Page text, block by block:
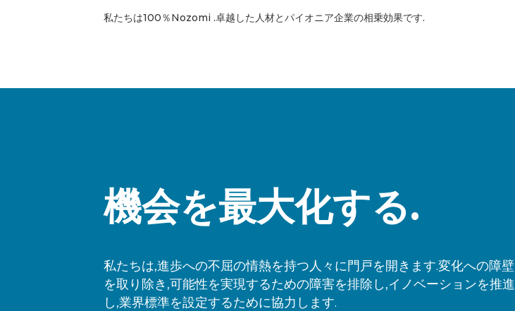
私たちは100％Nozomi .卓越した人材とパイオニア企業の相乗効果です.
機会を最大化する.
私たちは,進歩への不屈の情熱を持つ人々に門戸を開きます.変化への障壁
を取り除き,可能性を実現するための障害を排除し,イノベーションを推進
し,業界標準を設定するために協力します.